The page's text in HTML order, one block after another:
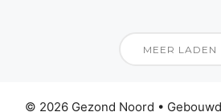
MEER LADEN
© 2026 Gezond Noord •